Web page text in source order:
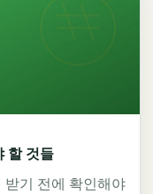
할 것들
받기 전에 확인해야